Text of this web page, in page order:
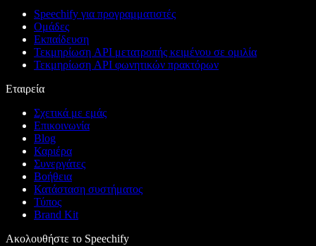
Speechify για προγραμματιστές
Ομάδες
Εκπαίδευση
Τεκμηρίωση API μετατροπής κειμένου σε ομιλία
Τεκμηρίωση API φωνητικών πρακτόρων
Εταιρεία
Σχετικά με εμάς
Επικοινωνία
Blog
Καριέρα
Συνεργάτες
Βοήθεια
Κατάσταση συστήματος
Τύπος
Brand Kit
Ακολουθήστε το Speechify